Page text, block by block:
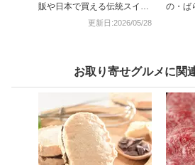
販や日本で買える伝統スイー
更新日:2026/05/28
の・ば
お取り寄せグルメに関